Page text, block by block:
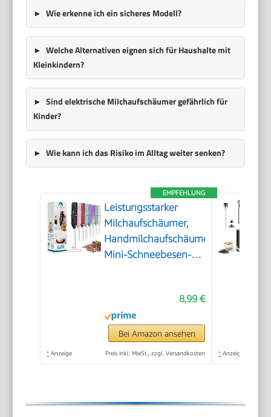
Wie erkenne ich ein sicheres Modell?
Welche Alternativen eignen sich für Haushalte mit
Kleinkindern?
Sind elektrische Milchaufschäumer gefährlich für
Kinder?
Wie kann ich das Risiko im Alltag weiter senken?
EMPFEHLUNG
Leistungsstarker
Milchaufschäumer,
Handmilchaufschäumer,
Mini-Schneebesen-
Latte, Matcha, heiße
Schokolade, mit
Ständer, Schwarz
8,99 €
Bei Amazon ansehen
* Anzeige Preis inkl. MwSt., zzgl. Versandkosten * Anzeige